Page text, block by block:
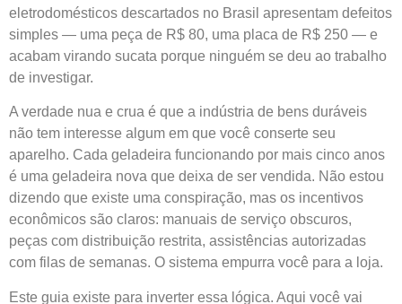
eletrodomésticos descartados no Brasil apresentam defeitos
simples — uma peça de R$ 80, uma placa de R$ 250 — e
acabam virando sucata porque ninguém se deu ao trabalho
de investigar.
A verdade nua e crua é que a indústria de bens duráveis
não tem interesse algum em que você conserte seu
aparelho. Cada geladeira funcionando por mais cinco anos
é uma geladeira nova que deixa de ser vendida. Não estou
dizendo que existe uma conspiração, mas os incentivos
econômicos são claros: manuais de serviço obscuros,
peças com distribuição restrita, assistências autorizadas
com filas de semanas. O sistema empurra você para a loja.
Este guia existe para inverter essa lógica. Aqui você vai